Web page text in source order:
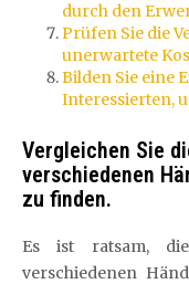
durch den
Prüfen Sie die
unerwartete
Bilden Sie eine
Interessierten,
Vergleichen Sie
verschiedenen
zu finden.
Es ist ratsam,
verschiedenen